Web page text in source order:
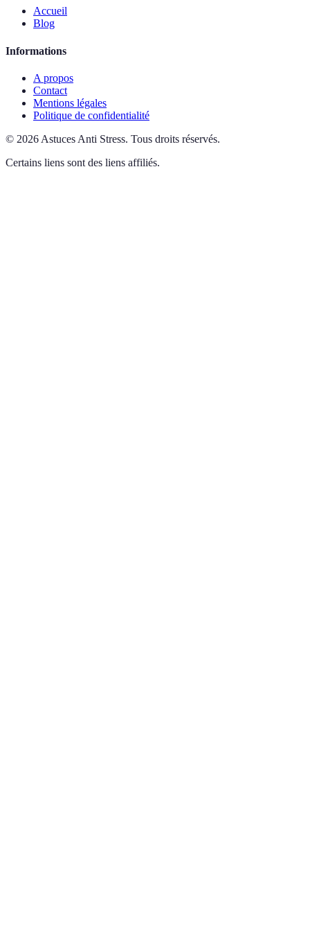
Accueil
Blog
Informations
A propos
Contact
Mentions légales
Politique de confidentialité
© 2026 Astuces Anti Stress. Tous droits réservés.
Certains liens sont des liens affiliés.